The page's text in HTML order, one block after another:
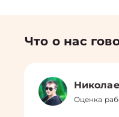
Что о нас
Оценка